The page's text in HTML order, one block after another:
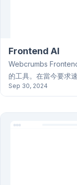
Frontend AI
Webcrumbs
的工具。在當今要求
了一個龐大的組件庫
發者能夠根據特定需
致，提升整體用戶體
Sep 30, 2024